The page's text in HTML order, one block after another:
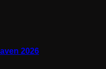
2026